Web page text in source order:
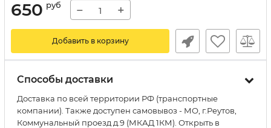
650 руб − +
Добавить в корзину
Способы доставки
Доставка по всей территории РФ (транспортные
компании). Также доступен самовывоз - МО, г.Реутов,
Коммунальный проезд д.9 (МКАД 1КМ). Открыть в